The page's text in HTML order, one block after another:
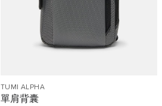
TUMI ALPHA
單肩背囊